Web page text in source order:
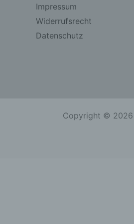
Impressum
Widerrufsrecht
Datenschutz
Copyright © 2026